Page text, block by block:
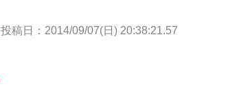
投稿日：2014/09/07(日) 20:38:21.57